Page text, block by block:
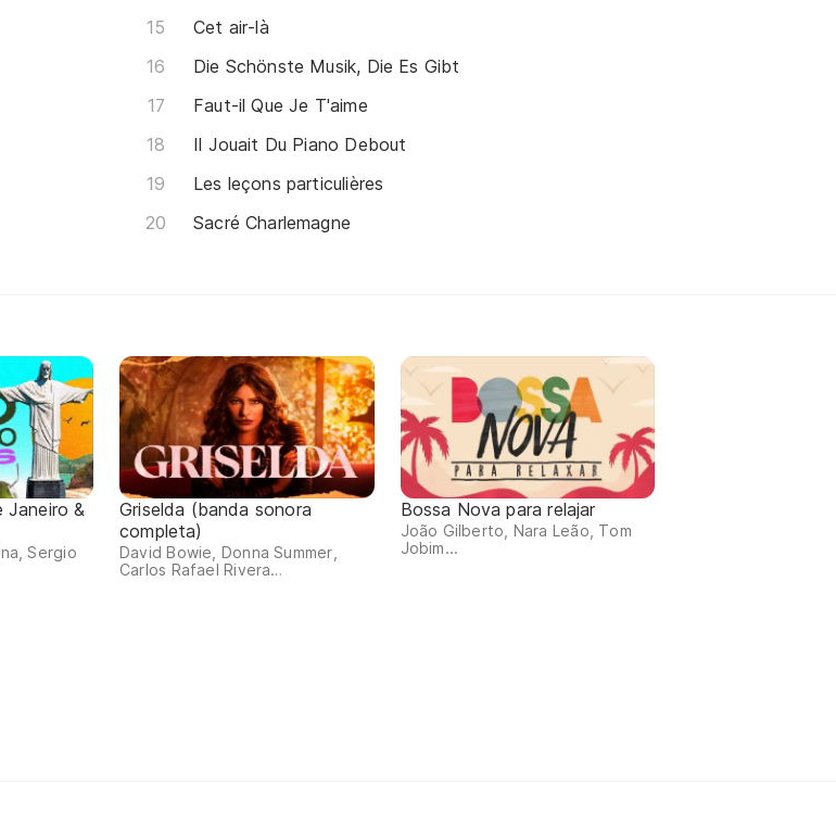
Cet air-là
Die Schönste Musik, Die Es Gibt
Faut-il Que Je T'aime
Il Jouait Du Piano Debout
Les leçons particulières
Sacré Charlemagne
Janeiro &
Sergio
Griselda (banda sonora
completa)
David Bowie, Donna Summer,
Carlos Rafael Rivera…
Bossa Nova para relajar
João Gilberto, Nara Leão, Tom
Jobim...